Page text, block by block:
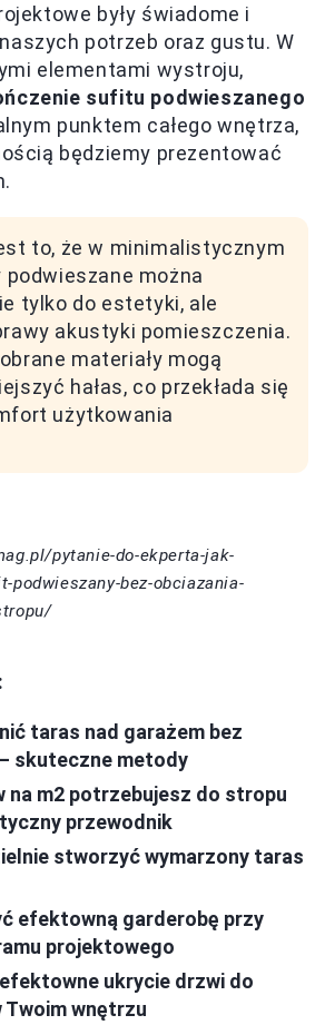
były świadome i
potrzeb oraz gustu. W
elementami wystroju,
sufitu podwieszanego
punktem całego wnętrza,
będziemy prezentować
to, że w minimalistycznym
można
tylko do estetyki, ale
akustyki pomieszczenia.
materiały mogą
hałas, co przekłada się
użytkowania
pytanie-do-ekperta-jak-
podwieszany-bez-obciazania-
taras nad garażem bez
skuteczne metody
na m2 potrzebujesz do stropu
przewodnik
stworzyć wymarzony taras
efektowną garderobę przy
projektowego
ukrycie drzwi do
Twoim wnętrzu